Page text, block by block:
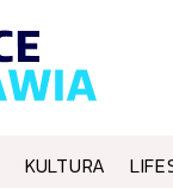
KULTURA